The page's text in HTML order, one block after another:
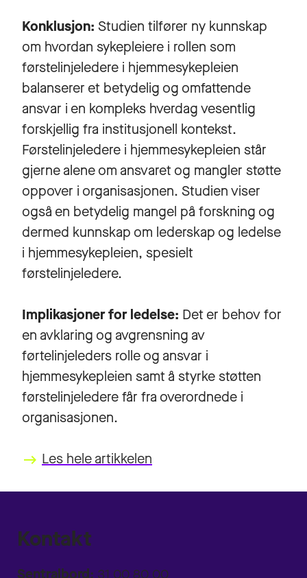
Konklusjon: Studien tilfører ny kunnskap
om hvordan sykepleiere i rollen som
førstelinjeledere i hjemmesykepleien
balanserer et betydelig og omfattende
ansvar i en kompleks hverdag vesentlig
forskjellig fra institusjonell kontekst.
Førstelinjeledere i hjemmesykepleien står
gjerne alene om ansvaret og mangler støtte
oppover i organisasjonen. Studien viser
også en betydelig mangel på forskning og
dermed kunnskap om lederskap og ledelse
i hjemmesykepleien, spesielt
førstelinjeledere.
Implikasjoner for ledelse: Det er behov for
en avklaring og avgrensning av
førtelinjeleders rolle og ansvar i
hjemmesykepleien samt å styrke støtten
førstelinjeledere får fra overordnede i
organisasjonen.
keyboard_backspace Les hele artikkelen
Kontakt
Sentralbord: 31 00 80 00